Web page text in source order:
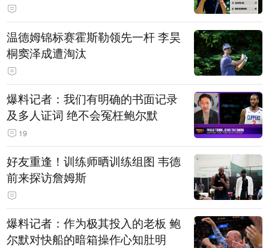
温德姆锦标赛霍斯勒领先一杆 李昊
桐窦泽成遭淘汰
爆料记者：我们有明确的书面记录
及多人证词 绝不会冤枉鲍尔默
19
好友重逢！训练师晒训练组图 韦德
前来探访詹姆斯
爆料记者：作为极其投入的老板 鲍
尔默对快船的暗箱操作心知肚明